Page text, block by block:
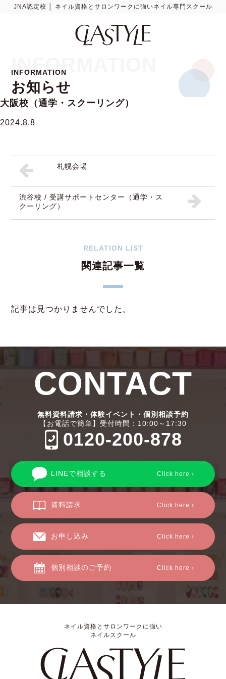
JNA認定校 │ ネイル資格とサロンワークに強いネイル専門スクール
INFORMATION
お知らせ
INFORMATION
大阪校（通学・スクーリング）
2024.8.8
札幌会場
渋谷校 / 受講サポートセンター（通学・ス
クーリング）
RELATION LIST
関連記事一覧
記事は見つかりませんでした。
CONTACT
無料資料請求・体験イベント・個別相談予約
【お電話で簡単】受付時間：10:00～17:30
0120-200-878
LINEで相談する Click here ›
資料請求 Click here ›
お申し込み Click here ›
個別相談のご予約 Click here ›
ネイル資格とサロンワークに強い
ネイルスクール